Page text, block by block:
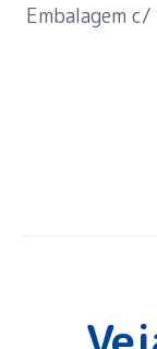
Embalagem